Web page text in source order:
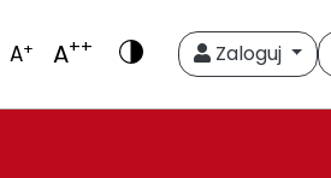
A+ A++ Zaloguj